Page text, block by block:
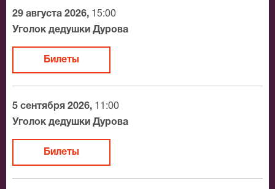
Москве в течение не более 2-х часов. Бесплатная
доставка билетов осуществляется в пределах МКАД
заказ Вы можете с помощью:
Банковской картой
Банковским переводом
Наличными
Qiwi
Связной
BitCoin
29 августа 2026, 15:00
Уголок дедушки Дурова
Билеты
5 сентября 2026, 11:00
Уголок дедушки Дурова
Билеты